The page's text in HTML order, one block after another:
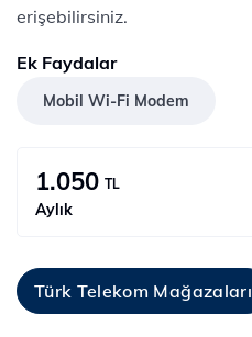
erişebilirsiniz.
Ek Faydalar
Mobil Wi-Fi Modem
1.050 TL
Aylık
Türk Telekom Mağazaları